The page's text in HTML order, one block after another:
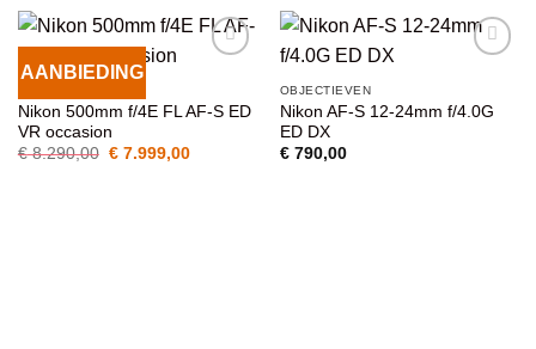
AANBIEDINGVOEG TOE
WENSENLIJST
Nikon 500mm f/4E FL AF-S ED
VR occasion
€8.290,00 Oorspronkelijke
€7.999,00Huidige
WENSENLIJST
OBJECTIEVEN
Nikon AF-S 12-24mm f/4.0G
ED DX
€790,00